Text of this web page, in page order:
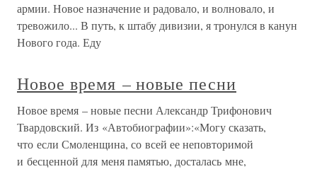
армии. Новое назначение и радовало, и волновало, и
тревожило... В путь, к штабу дивизии, я тронулся в канун
Нового года. Еду
Новое время – новые песни
Новое время – новые песни Александр Трифонович
Твардовский. Из «Автобиографии»:«Могу сказать,
что если Смоленщина, со всей ее неповторимой
и бесценной для меня памятью, досталась мне,